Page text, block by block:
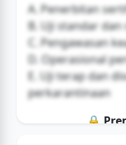
A. Penerbitan
B. Uji standar
C. Pengawasan
D. Operasional
E. Uji terap dan
perkarantinaan
🔒